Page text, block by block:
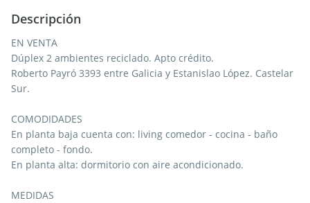
Descripción
EN VENTA
Dúplex 2 ambientes reciclado. Apto crédito.
Roberto Payró 3393 entre Galicia y Estanislao López. Castelar
Sur.
COMODIDADES
En planta baja cuenta con: living comedor - cocina - baño
completo - fondo.
En planta alta: dormitorio con aire acondicionado.
MEDIDAS